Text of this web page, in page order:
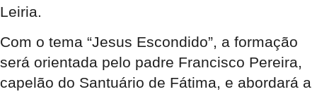
Leiria.
Com o tema “Jesus Escondido”, a formação
será orientada pelo padre Francisco Pereira,
capelão do Santuário de Fátima, e abordará a